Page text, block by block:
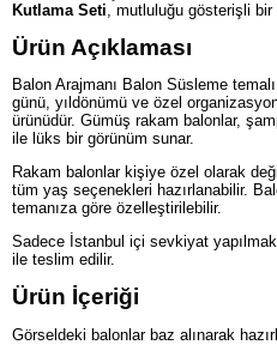
Kutlama Seti , mutluluğu gösterişli
Ürün Açıklaması
Balon Arajmanı Balon Süsleme
günü, yıldönümü ve özel
ürünüdür. Gümüş rakam balonlar,
ile lüks bir görünüm sunar.
Rakam balonlar kişiye özel olarak
tüm yaş seçenekleri hazırlanabilir.
temanıza göre özelleştirilebilir.
Sadece İstanbul içi sevkiyat
ile teslim edilir.
Ürün İçeriği
Görseldeki balonlar baz alınarak